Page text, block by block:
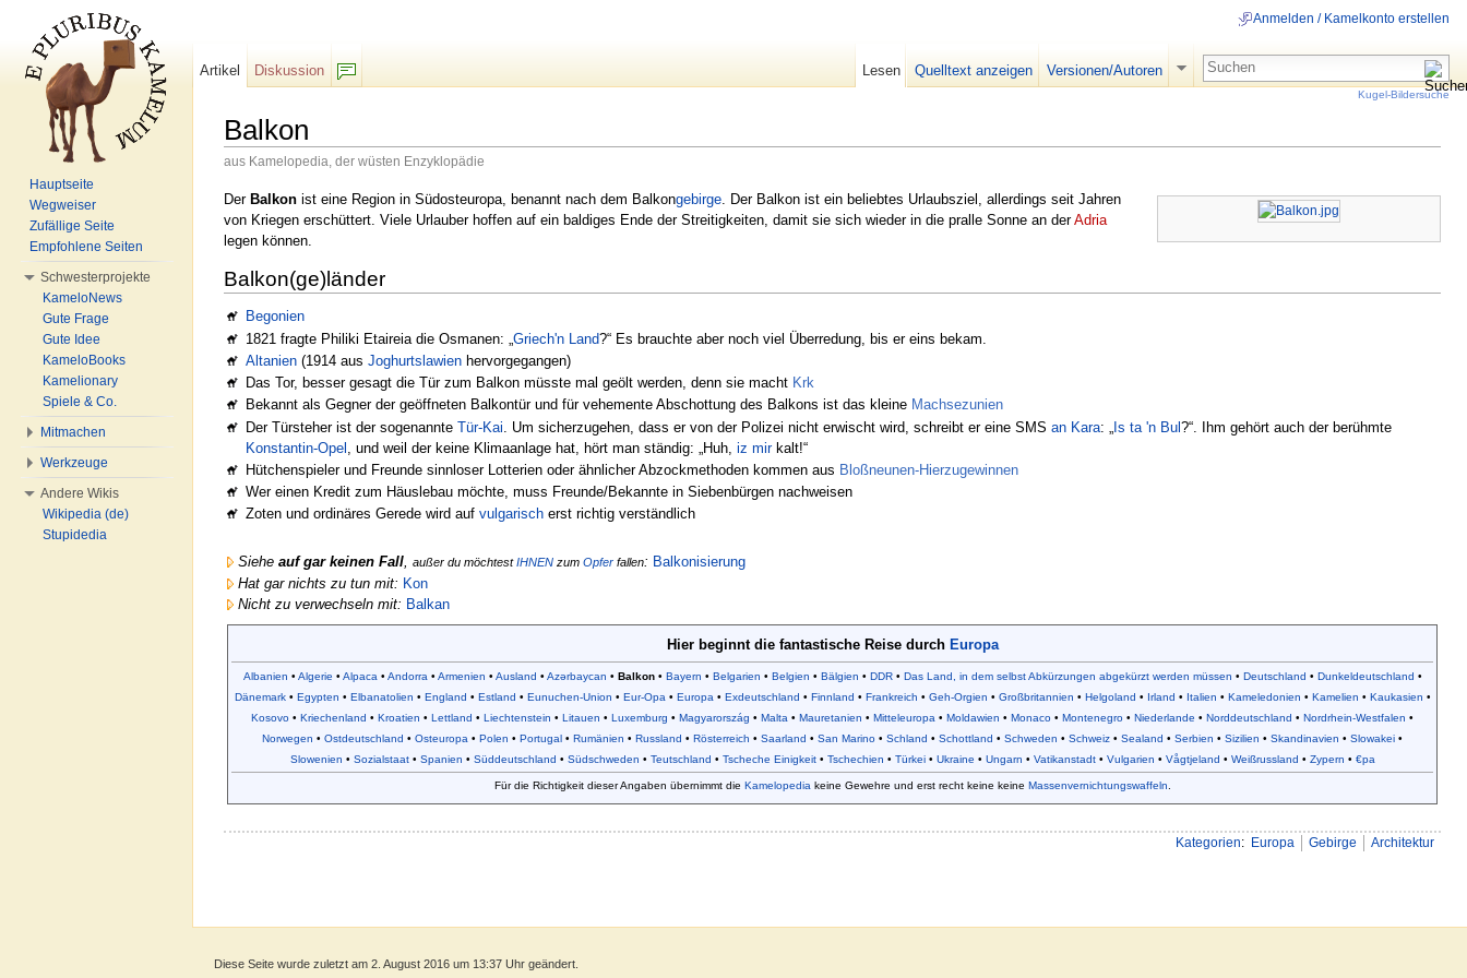
Balkon
aus Kamelopedia, der wüsten Enzyklopädie
Der Balkon ist eine Region in Südosteuropa, benannt nach dem Balkongebirge . Der Balkon ist ein beliebtes Urlaubsziel, allerdings seit Jahren
von Kriegen erschüttert. Viele Urlauber hoffen auf ein baldiges Ende der Streitigkeiten, damit sie sich wieder in die pralle Sonne an derAdria
legen können.
Balkon(ge)länder
Begonien
1821 fragte Philiki Etaireia die Osmanen: „Griech'n Land?“ Es brauchte aber noch viel Überredung, bis er eins bekam.
Altanien (1914 ausJoghurtslawien hervorgegangen)
Das Tor, besser gesagt die Tür zum Balkon müsste mal geölt werden, denn sie macht Krk
Bekannt als Gegner der geöffneten Balkontür und für vehemente Abschottung des Balkons ist das kleine Machsezunien
Der Türsteher ist der sogenannteTür-Kai . Um sicherzugehen, dass er von der Polizei nicht erwischt wird, schreibt er eine SMSan Kara: „ Is ta 'n Bul?“. Ihm gehört auch der berühmte
Konstantin-Opel , und weil der keine Klimaanlage hat, hört man ständig: „Huh,iz mirkalt!“
Hütchenspieler und Freunde sinnloser Lotterien oder ähnlicher Abzockmethoden kommen aus Bloßneunen-Hierzugewinnen
Wer einen Kredit zum Häuslebau möchte, muss Freunde/Bekannte in Siebenbürgen nachweisen
Zoten und ordinäres Gerede wird aufvulgarisch erst richtig verständlich
Siehe auf gar keinen Fall außer du möchtestIHNEN zum Opfer fallen: Balkonisierung
Hat gar nichts zu tun mit: Kon
Nicht zu verwechseln mit: Balkan
Hier beginnt die fantastische Reise durch Europa
Albanien • Algerie • Alpaca • Andorra • Armenien • Ausland • Azərbaycan • Balkon• Bayern • Belgarien • Belgien • Bälgien • DDR• Das Land, in dem selbst Abkürzungen abgekürzt werden müssen • Deutschland • Dunkeldeutschland •
Dänemark• Egypten • Elbanatolien • England • Estland • Eunuchen-Union • Eur-Opa • Europa • Exdeutschland • Finnland • Frankreich • Geh-Orgien • Großbritannien • Helgoland • Irland • Italien • Kameledonien • Kamelien • Kaukasien •
Kosovo • Kriechenland • Kroatien • Lettland • Liechtenstein • Litauen • Luxemburg • Magyarország • Malta • Mauretanien • Mitteleuropa • Moldawien • Monaco • Montenegro • Niederlande • Norddeutschland • Nordrhein-Westfalen •
Norwegen • Ostdeutschland • Osteuropa • Polen • Portugal • Rumänien • Russland • Rösterreich • Saarland • San Marino • Schland • Schottland • Schweden • Schweiz • Sealand • Serbien • Sizilien • Skandinavien • Slowakei •
Slowenien • Sozialstaat• Spanien • Süddeutschland • Südschweden • Teutschland • Tscheche Einigkeit• Tschechien • Türkei• Ukraine • Ungarn • Vatikanstadt• Vulgarien • Vågtjeland • Weißrussland • Zypern • €pa
Für die Richtigkeit dieser Angaben übernimmt die Kamelopediakeine Gewehre und erst recht keine keine Massenvernichtungswaffeln.
Kategorien: Europa Gebirge Architektur
Anmelden / Kamelkonto erstellen
Artikel
Diskussion
Lesen Quelltext anzeigen Versionen/Autoren
Kugel-Bildersuche
Hauptseite
Wegweiser
Zufällige Seite
Empfohlene Seiten
Schwesterprojekte
KameloNews
Gute Frage
Gute Idee
KameloBooks
Kamelionary
Spiele & Co.
Mitmachen
Werkzeuge
Andere Wikis
Wikipedia (de)
Stupidedia
Diese Seite wurde zuletzt am 2. August 2016 um 13:37 Uhr geändert.